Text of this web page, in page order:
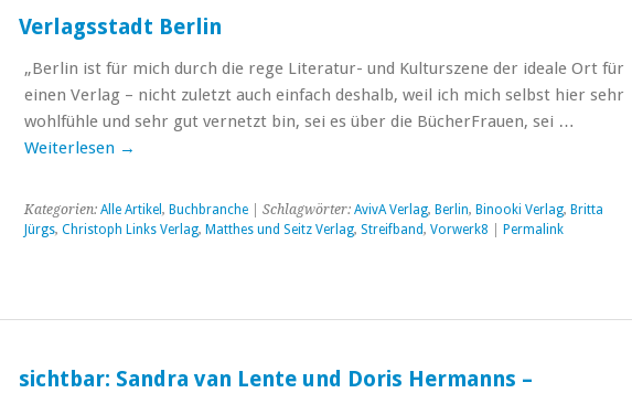
Verlagsstadt Berlin
„Berlin ist für mich durch die rege Literatur- und Kulturszene der ideale Ort für
einen Verlag – nicht zuletzt auch einfach deshalb, weil ich mich selbst hier sehr
wohlfühle und sehr gut vernetzt bin, sei es über die BücherFrauen, sei …
Weiterlesen →
Kategorien: Alle Artikel , Buchbranche| Schlagwörter: AvivA Verlag, Berlin, Binooki Verlag, Britta
Jürgs, Christoph Links Verlag, Matthes und Seitz Verlag, Streifband, Vorwerk8 Permalink
sichtbar: Sandra van Lente und Doris Hermanns –